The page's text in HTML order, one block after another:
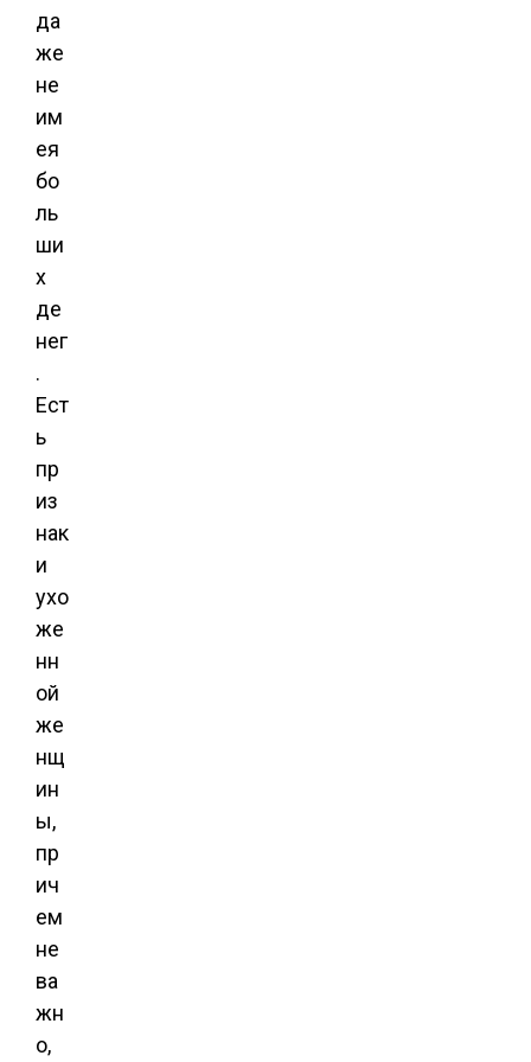
да
же
не
им
ея
бо
ль
ши
х
де
нег
.
Ест
ь
пр
из
нак
и
ухо
же
нн
ой
же
нщ
ин
ы,
пр
ич
ем
не
ва
жн
о,